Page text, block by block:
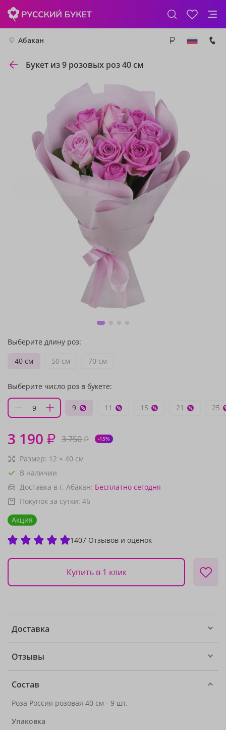
Абакан
Букет из 9 розовых роз 40 см
Выберите длину роз:
40 см
50 см 70 см
Выберите число роз в букете:
9 11 15 21 25
3 190 ₽ 3 750₽ -15%
Размер: 12 × 40 см
В наличии
Доставка в г. Абакан: Бесплатно сегодня
Покупок за сутки: 46
Акция
1407 Отзывов и оценок
Купить в 1 клик
Доставка
Отзывы
Состав
Роза Россия розовая 40 см - 9 шт.
Упаковка